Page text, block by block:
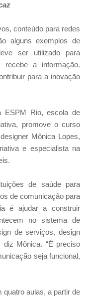
conteúdo para redes
alguns exemplos de
ser utilizado para
recebe a informação.
para a inovação
ESPM Rio, escola de
promove o curso
Mônica Lopes,
e especialista na
de saúde para
de comunicação para
é ajudar a construir
no sistema de
de serviços, design
diz Mônica. “É preciso
seja funcional,
aulas, a partir de